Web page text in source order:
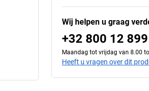
Wij helpen u graag
+32 800 12 899
Maandag tot vrijdag van 8.00
Heeft u vragen over dit